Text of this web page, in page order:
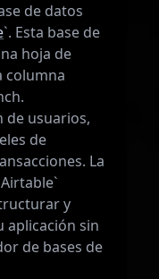
de datos
`. Esta base de
hoja de
columna
de usuarios,
de
La
y
aplicación sin
de bases de